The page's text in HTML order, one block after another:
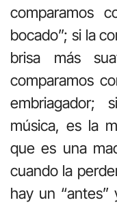
comparamos
bocado”; si la
brisa más
comparamos
embriagador;
música, es la
que es una
cuando la
hay un “antes”